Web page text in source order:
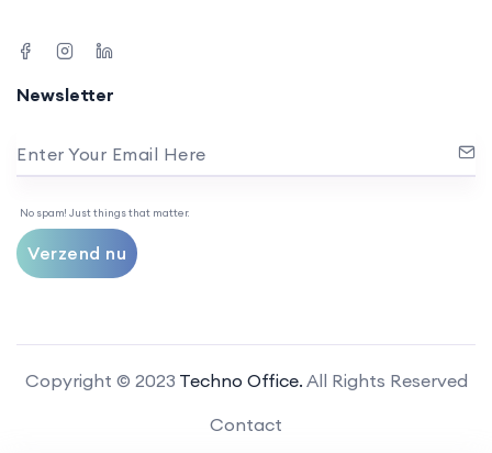
Newsletter
Enter Your Email Here
No spam! Just things that matter.
Verzend nu
Copyright © 2023 Techno Office. All Rights Reserved
Contact